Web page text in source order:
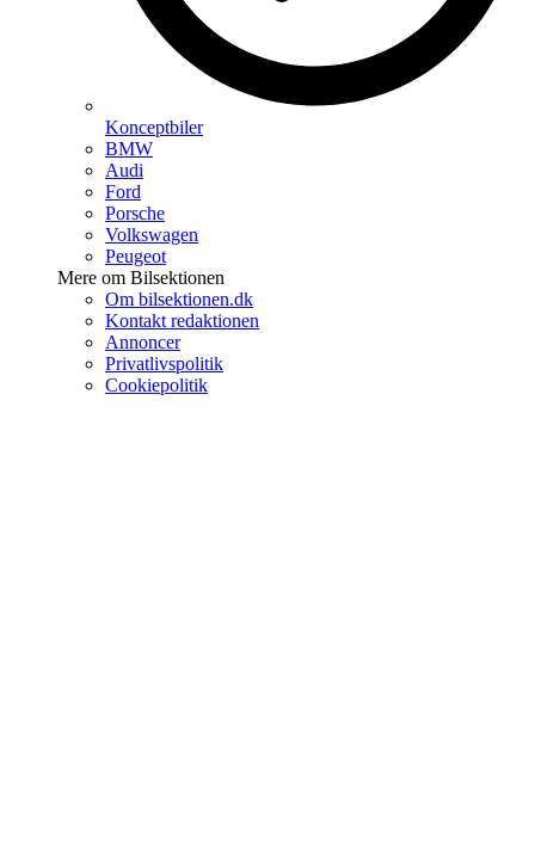
Konceptbiler
BMW
Audi
Ford
Porsche
Volkswagen
Peugeot
Mere om Bilsektionen
Om bilsektionen.dk
Kontakt redaktionen
Annoncer
Privatlivspolitik
Cookiepolitik